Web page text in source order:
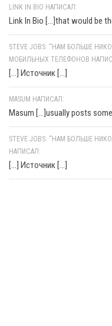
LINK IN BIO НАПИСАЛ:
Link In Bio [...]that would be
STEVE JOBS: “НАМ БОЛЬШЕ
МОБИЛЬНЫХ ТЕЛЕФОНОВ
[…] Источник […]
MASUM НАПИСАЛ:
Masum [...]usually posts
STEVE JOBS: “НАМ БОЛЬШЕ
НАПИСАЛ:
[…] Источник […]